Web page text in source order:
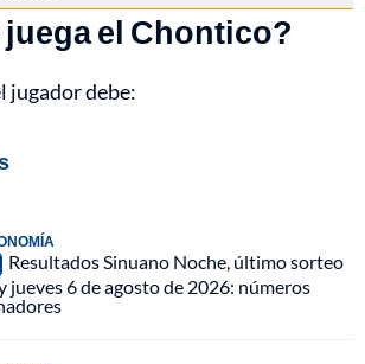
el Chontico?
jugador debe:
Resultados Sinuano Noche, último sorteo
jueves 6 de agosto de 2026: números